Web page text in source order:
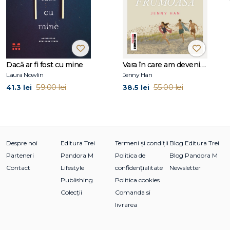
adolescenți din 2012, an în care Maureen Johnson a fost
desemnată Queen of Teen în Marea Britanie.
Are un master în scriere creative la Universitatea Columbia
și a lucrat ca scenaristă pentru EA Games. În prezent,
locuiește la New York și poate fi găsită pe
www.maureenjohnsonbooks.com sau pe Twitter, la
@maureenjohnson.
Maureen Johnson împreună cu John Green și Lauren
Dacă ar fi fost cu mine
Laura Nowlin
41.3 lei 59.00 lei
Vara în care am devenit frumoasă (seria Vara, vol. 1, ediție tie-in)
Jenny Han
38.5 lei 55.00 lei
Despre noi
Parteneri
Contact
Editura Trei
Pandora M
Lifestyle
Publishing
Colecții
Termeni și condiții
Politica de
confidențialitate
Politica cookies
Comanda si
livrarea
Blog Editura Trei
Blog Pandora M
Newsletter